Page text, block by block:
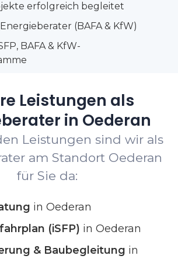
erfolgreich begleitet
(BAFA & KfW)
BAFA & KfW-
Leistungen als
in Oederan
Leistungen sind wir als
am Standort Oederan
für Sie da:
in Oederan
(iSFP) in Oederan
& Baubegleitung in